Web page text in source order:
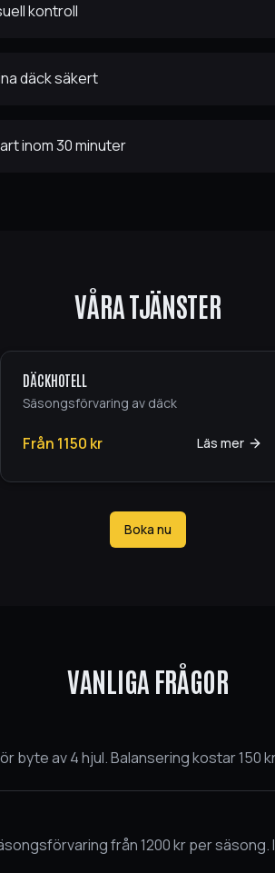
kontroll
däck säkert
inom 30 minuter
VÅRA TJÄNSTER
DÄCKHOTELL
Säsongsförvaring av däck
Från 1150 kr Läs mer
Boka nu
VANLIGA FRÅGOR
byte av 4 hjul. Balansering kostar 150
från 1200 kr per